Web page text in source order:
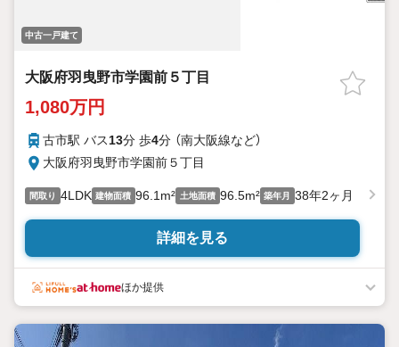
中古一戸建て
大阪府羽曳野市学園前５丁目
1,080万円
古市駅 バス13分 歩4分 （南大阪線など）
大阪府羽曳野市学園前５丁目
間取り 4LDK 建物面積 96.1m² 土地面積 96.5m² 築年月 38年2ヶ月
詳細を見る
ほか提供